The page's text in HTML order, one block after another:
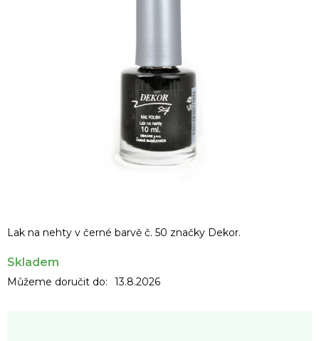
Lak na nehty v černé barvě č. 50 značky Dekor.
Skladem
Můžeme doručit do: 13.8.2026